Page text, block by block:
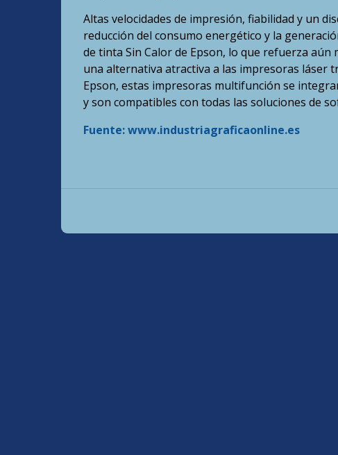
Altas velocidades de impresión, fiabilidad y un
reducción del consumo energético y la
de tinta Sin Calor de Epson, lo que refuerza
una alternativa atractiva a las impresoras láser
Epson, estas impresoras multifunción se
y son compatibles con todas las soluciones de
Fuente: www.industriagraficaonline.es